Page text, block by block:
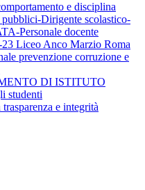
e disciplina
Dirigente scolastico-
Personale docente
Liceo Anco Marzio Roma
prevenzione corruzione e
DI ISTITUTO
studenti
e integrità